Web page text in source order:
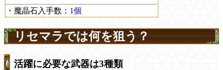
・魔晶石入手数： 1個
リセマラでは何を狙う？
活躍に必要な武器は3種類